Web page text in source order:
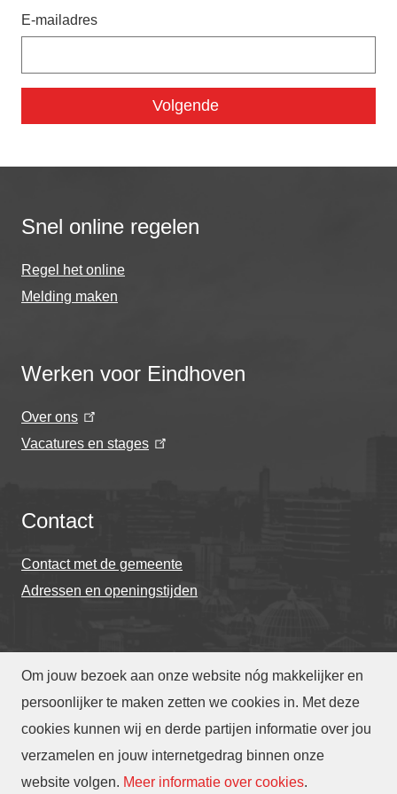
Om jouw bezoek aan onze website nóg makkelijker en
persoonlijker te maken zetten we cookies in. Met deze
cookies kunnen wij en derde partijen informatie over jou
verzamelen en jouw internetgedrag binnen onze
website volgen. Meer informatie over cookies.
E-mailadres
Snel online regelen
Regel het online
Melding maken
Werken voor Eindhoven
Over ons
Vacatures en stages
Contact
Contact met de gemeente
Adressen en openingstijden
© Gemeente Eindhoven 2026
Translate